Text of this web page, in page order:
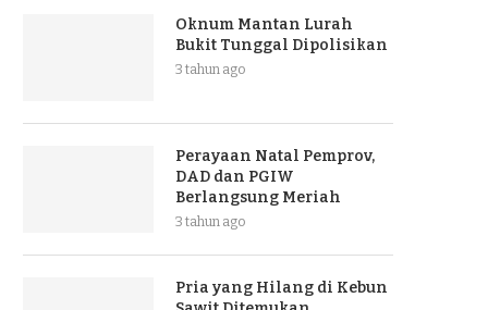
Oknum Mantan Lurah
Bukit Tunggal Dipolisikan
3 tahun ago
Perayaan Natal Pemprov,
DAD dan PGIW
Berlangsung Meriah
3 tahun ago
Pria yang Hilang di Kebun